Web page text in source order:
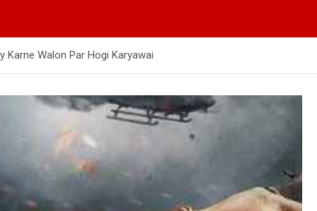
Karne Walon Par Hogi Karyawai